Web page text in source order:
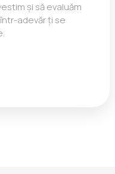
și să evaluăm
adevăr ți se